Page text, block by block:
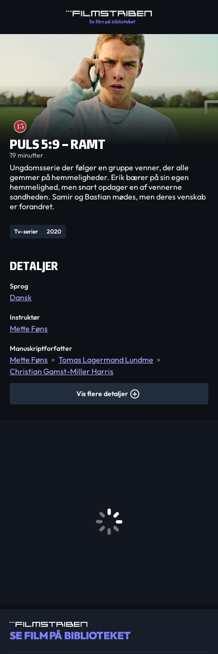
PULS 5:9 – RAMT
19 minutter
Tv-serier 2020
Ungdomsserie der følger en gruppe venner, der alle
gemmer på hemmeligheder. Erik bærer på sin egen
hemmelighed, men snart opdager en af vennerne
sandheden. Samir og Bastian mødes, men deres venskab
er forandret.
DETALJER
Sprog
Dansk
Instruktør
Mette Føns
Manuskriptforfatter
Mette Føns
Tomas Lagermand Lundme
Christian Gamst-Miller Harris
Vis flere detaljer